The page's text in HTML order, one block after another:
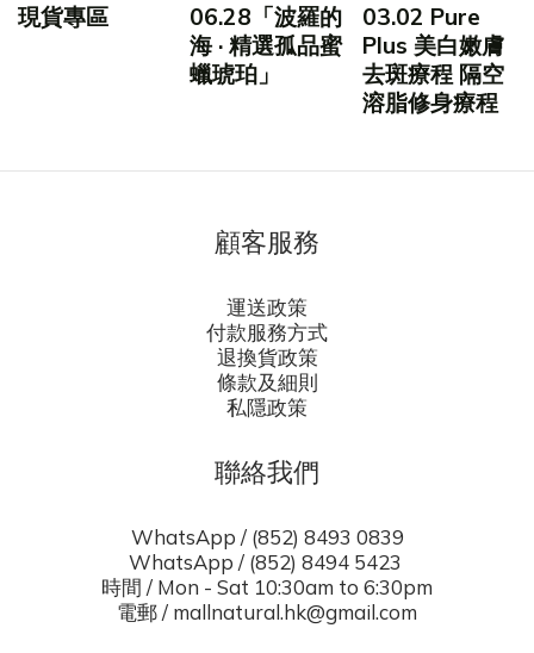
現貨專區
06.28「波羅的
海 · 精選孤品蜜
蠟琥珀」
03.02 Pure
Plus 美白嫩膚
去斑療程 隔空
溶脂修身療程
顧客服務
運送政策
付款服務方式
退換貨政策
條款及細則
私隱政策
聯絡我們
WhatsApp / (852) 8493 0839
WhatsApp / (852) 8494 5423
時間 / Mon - Sat 10:30am to 6:30pm
電郵 / mallnatural.hk@gmail.com